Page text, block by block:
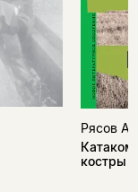
Рясов
костры